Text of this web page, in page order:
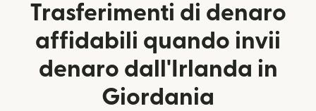
Trasferimenti di denaro
affidabili quando invii
denaro dall'Irlanda in
Giordania